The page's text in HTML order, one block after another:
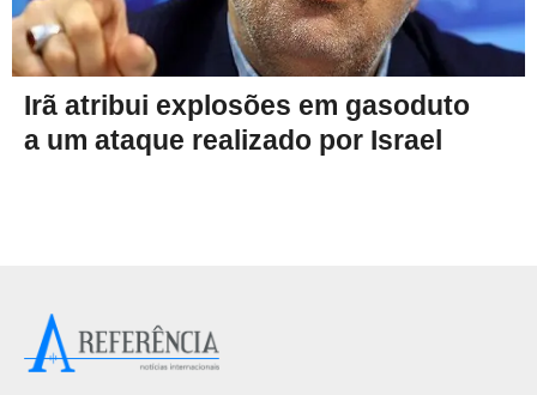
Irã atribui explosões em gasoduto
a um ataque realizado por Israel